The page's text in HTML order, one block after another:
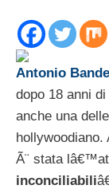
Antonio
dopo 18 anni
anche una
Ã¨ stata
inconciliabili